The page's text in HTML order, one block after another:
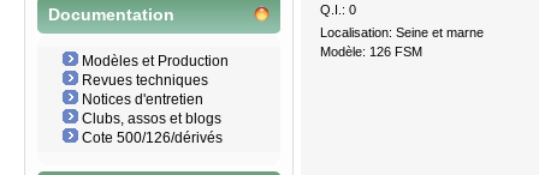
Documentation
Modèles et Production
Revues techniques
Notices d'entretien
Clubs, assos et blogs
Cote 500/126/dérivés
Q.I.: 0
Localisation: Seine et marne
Modèle: 126 FSM